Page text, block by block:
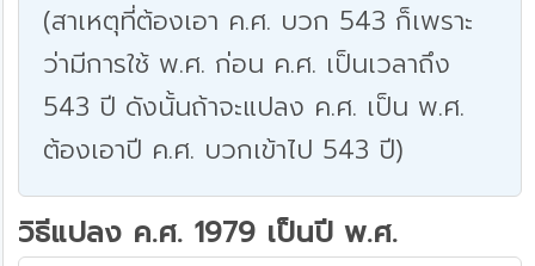
(สาเหตุที่ต้องเอา ค.ศ. บวก 543 ก็เพราะ
ว่ามีการใช้ พ.ศ. ก่อน ค.ศ. เป็นเวลาถึง
543 ปี ดังนั้นถ้าจะแปลง ค.ศ. เป็น พ.ศ.
ต้องเอาปี ค.ศ. บวกเข้าไป 543 ปี)
วิธีแปลง ค.ศ. 1979 เป็นปี พ.ศ.